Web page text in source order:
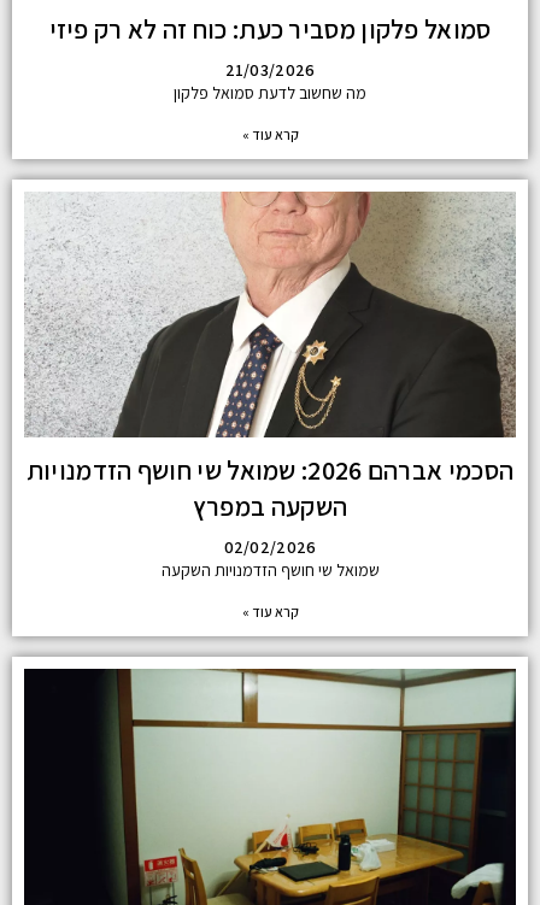
סמואל פלקון מסביר כעת: כוח זה לא רק פיזי
21/03/2026
מה שחשוב לדעת סמואל פלקון
קרא עוד »
הסכמי אברהם 2026: שמואל שי חושף הזדמנויות
השקעה במפרץ
02/02/2026
שמואל שי חושף הזדמנויות השקעה
קרא עוד »